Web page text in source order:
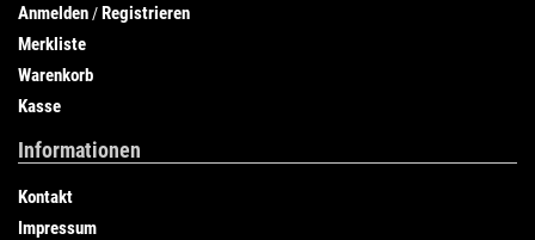
Anmelden /Registrieren
Merkliste
Warenkorb
Kasse
Informationen
Kontakt
Impressum